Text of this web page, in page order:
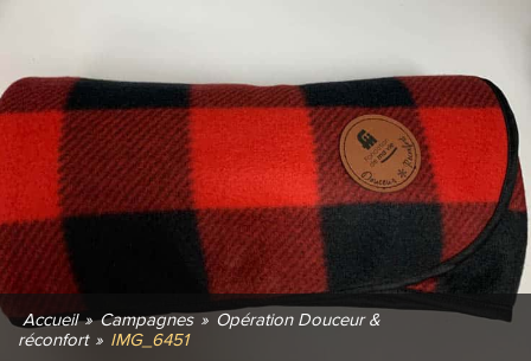
Accueil » Campagnes » Opération Douceur &
réconfort » IMG_6451